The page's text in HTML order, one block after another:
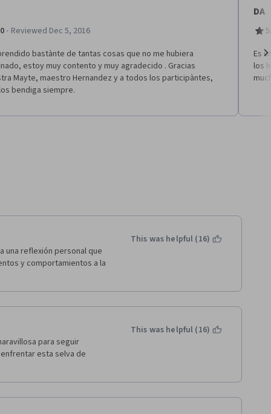
· Reviewed Dec 5, 2016
bastànte de tantas cosas que no me hubiera
estoy muy contento y muy agradecido . Gracias
Mayte, maestro Hernandez y a todos los participàntes,
bendiga siempre.
DA
Es
los
una reflexión personal que
y comportamientos a la
This was helpful (16)
para seguir
esta selva de
This was helpful (16)